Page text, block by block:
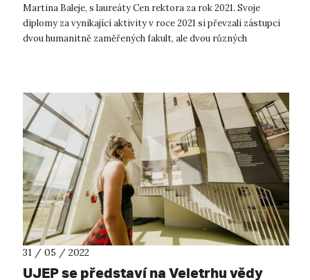
Martina Baleje, s laureáty Cen rektora za rok 2021. Svoje
diplomy za vynikající aktivity v roce 2021 si převzali zástupci
dvou humanitně zaměřených fakult, ale dvou různých
31 / 05 / 2022
UJEP se představí na Veletrhu vědy